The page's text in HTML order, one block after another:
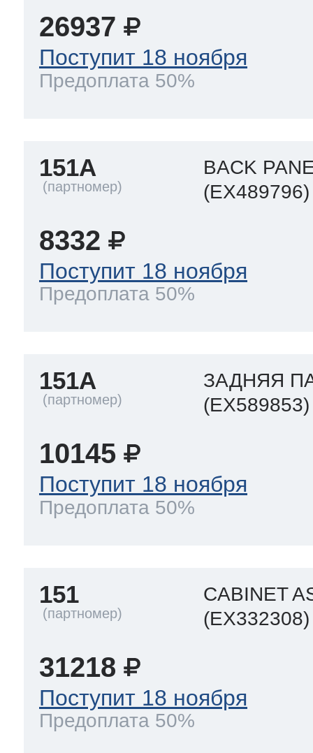
26937
Поступит 18 ноября
Предоплата 50%
151A
BACK
(EX489796)
8332
Поступит 18 ноября
Предоплата 50%
151A
ЗАДНЯЯ
(EX589853)
10145
Поступит 18 ноября
Предоплата 50%
151
CABINET
(EX332308)
31218
Поступит 18 ноября
Предоплата 50%